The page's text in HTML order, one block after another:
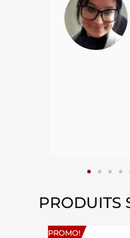
PRODUITS
PROMO!